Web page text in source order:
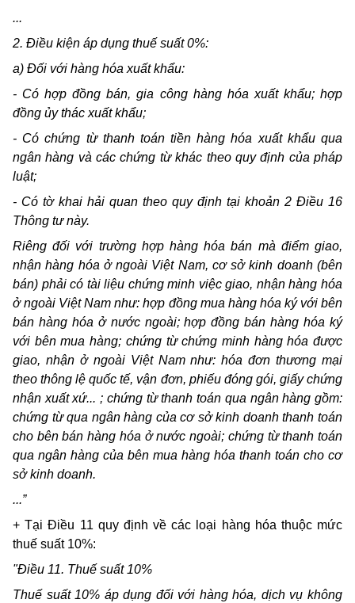
...
2. Điều kiện áp dụng thuế suất 0%:
a) Đối với hàng hóa xuất khẩu:
- Có hợp đồng bán, gia công hàng hóa xuất khẩu; hợp
đồng ủy thác xuất khẩu;
- Có chứng từ thanh toán tiền hàng hóa xuất khẩu qua
ngân hàng và các chứng từ khác theo quy định của pháp
luật;
- Có tờ khai hải quan theo quy định tại khoản 2 Điều 16
Thông tư này.
Riêng đối với trường hợp hàng hóa bán mà điểm giao,
nhận hàng hóa ở ngoài Việt Nam, cơ sở kinh doanh (bên
bán) phải có tài liệu chứng minh việc giao, nhận hàng hóa
ở ngoài Việt Nam như: hợp đồng mua hàng hóa ký với bên
bán hàng hóa ở nước ngoài; hợp đồng bán hàng hóa ký
với bên mua hàng; chứng từ chứng minh hàng hóa được
giao, nhận ở ngoài Việt Nam như: hóa đơn thương mại
theo thông lệ quốc tế, vận đơn, phiếu đóng gói, giấy chứng
nhận xuất xứ... ; chứng từ thanh toán qua ngân hàng gồm:
chứng từ qua ngân hàng của cơ sở kinh doanh thanh toán
cho bên bán hàng hóa ở nước ngoài; chứng từ thanh toán
qua ngân hàng của bên mua hàng hóa thanh toán cho cơ
sở kinh doanh.
...”
+ Tại Điều 11 quy định về các loại hàng hóa thuộc mức
thuế suất 10%:
"Điều 11. Thuế suất 10%
Thuế suất 10% áp dụng đối với hàng hóa, dịch vụ không